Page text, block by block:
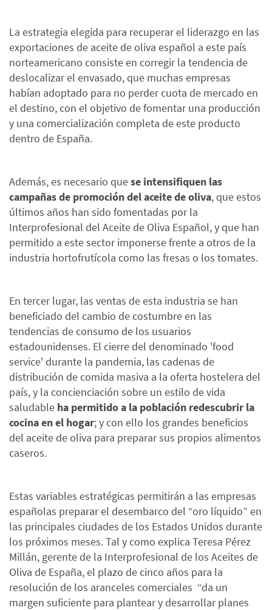
La estrategia elegida para recuperar el liderazgo en las
exportaciones de aceite de oliva español a este país
norteamericano consiste en corregir la tendencia de
deslocalizar el envasado, que muchas empresas
habían adoptado para no perder cuota de mercado en
el destino, con el objetivo de fomentar una producción
y una comercialización completa de este producto
dentro de España.
Además, es necesario quese intensifiquen las
campañas de promoción del aceite de oliva, que estos
últimos años han sido fomentadas por la
Interprofesional del Aceite de Oliva Español, y que han
permitido a este sector imponerse frente a otros de la
industria hortofrutícola como las fresas o los tomates.
En tercer lugar, las ventas de esta industria se han
beneficiado del cambio de costumbre en las
tendencias de consumo de los usuarios
estadounidenses. El cierre del denominado 'food
service' durante la pandemia, las cadenas de
distribución de comida masiva a la oferta hostelera del
país, y la concienciación sobre un estilo de vida
saludable ha permitido a la población redescubrir la
cocina en el hogar; y con ello los grandes beneficios
del aceite de oliva para preparar sus propios alimentos
caseros.
Estas variables estratégicas permitirán a las empresas
españolas preparar el desembarco del “oro líquido” en
las principales ciudades de los Estados Unidos durante
los próximos meses. Tal y como explica Teresa Pérez
Millán, gerente de la Interprofesional de los Aceites de
Oliva de España, el plazo de cinco años para la
resolución de los aranceles comerciales “da un
margen suficiente para plantear y desarrollar planes